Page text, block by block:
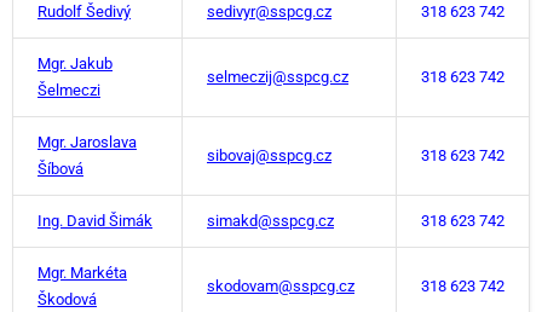
Rudolf Šedivý sedivyr@sspcg.cz 318 623 742
Mgr. Jakub
Šelmeczi
selmeczij@sspcg.cz 318 623 742
Mgr. Jaroslava
Šíbová
sibovaj@sspcg.cz 318 623 742
Ing. David Šimák simakd@sspcg.cz 318 623 742
Mgr. Markéta
Škodová
skodovam@sspcg.cz 318 623 742